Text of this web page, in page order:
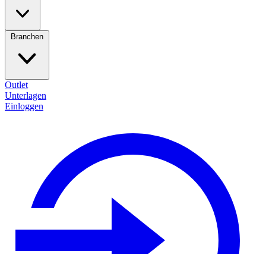
Branchen
Outlet
Unterlagen
Einloggen